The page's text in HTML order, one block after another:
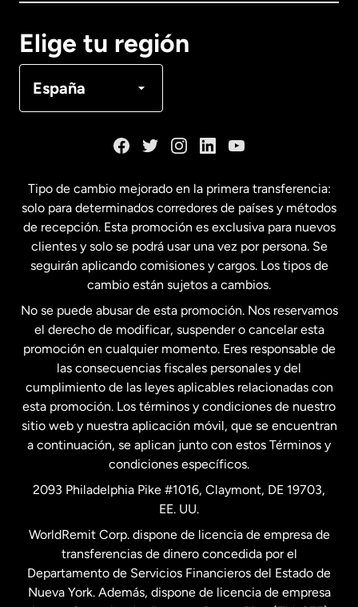
Elige tu región
España
Français
Estados Unidos English
Estados Unidos Español
Francia
Malasia
Nueva Zelanda
Países Bajos
Suecia
Tipo de cambio mejorado en la primera transferencia:
solo para determinados corredores de países y métodos
de recepción. Esta promoción es exclusiva para nuevos
clientes y solo se podrá usar una vez por persona. Se
seguirán aplicando comisiones y cargos. Los tipos de
cambio están sujetos a cambios.
No se puede abusar de esta promoción. Nos reservamos
el derecho de modificar, suspender o cancelar esta
promoción en cualquier momento. Eres responsable de
las consecuencias fiscales personales y del
cumplimiento de las leyes aplicables relacionadas con
esta promoción. Los términos y condiciones de nuestro
sitio web y nuestra aplicación móvil, que se encuentran
a continuación, se aplican junto con estos Términos y
condiciones específicos.
2093 Philadelphia Pike #1016, Claymont, DE 19703,
EE. UU.
WorldRemit Corp. dispone de licencia de empresa de
transferencias de dinero concedida por el
Departamento de Servicios Financieros del Estado de
Nueva York. Además, dispone de licencia de empresa